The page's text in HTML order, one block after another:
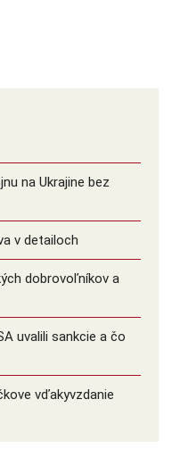
na Ukrajine bez
v detailoch
dobrovoľníkov a
uvalili sankcie a čo
vďakyvzdanie